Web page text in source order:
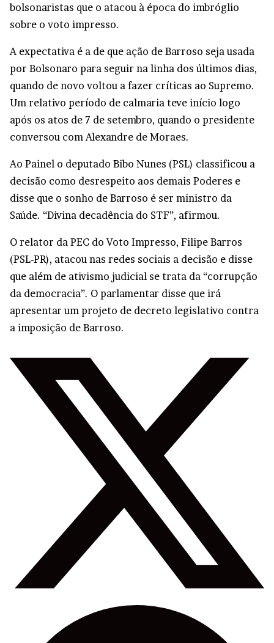
bolsonaristas que o atacou à época do imbróglio
sobre o voto impresso.
A expectativa é a de que ação de Barroso seja usada
por Bolsonaro para seguir na linha dos últimos dias,
quando de novo voltou a fazer críticas ao Supremo.
Um relativo período de calmaria teve início logo
após os atos de 7 de setembro, quando o presidente
conversou com Alexandre de Moraes.
Ao Painel o deputado Bibo Nunes (PSL) classificou a
decisão como desrespeito aos demais Poderes e
disse que o sonho de Barroso é ser ministro da
Saúde. “Divina decadência do STF”, afirmou.
O relator da PEC do Voto Impresso, Filipe Barros
(PSL-PR), atacou nas redes sociais a decisão e disse
que além de ativismo judicial se trata da “corrupção
da democracia”. O parlamentar disse que irá
apresentar um projeto de decreto legislativo contra
a imposição de Barroso.